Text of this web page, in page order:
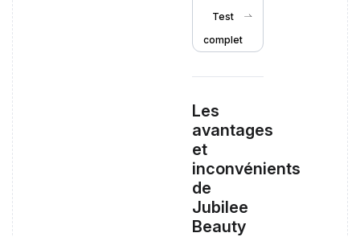
Test
complet
Les
avantages
et
inconvénients
de
Jubilee
Beauty